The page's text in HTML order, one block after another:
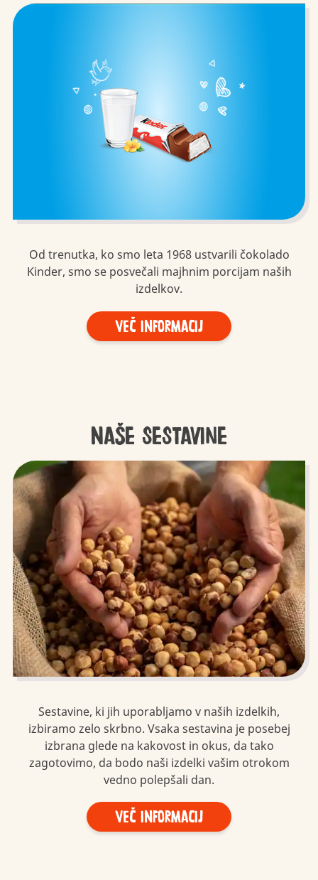
Od trenutka, ko smo leta 1968 ustvarili čokolado
Kinder, smo se posvečali majhnim porcijam naših
izdelkov.
Več informacij
Naše sestavine
Sestavine, ki jih uporabljamo v naših izdelkih,
izbiramo zelo skrbno. Vsaka sestavina je posebej
izbrana glede na kakovost in okus, da tako
zagotovimo, da bodo naši izdelki vašim otrokom
vedno polepšali dan.
Več informacij